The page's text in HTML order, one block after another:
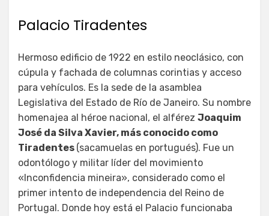
Palacio Tiradentes
Hermoso edificio de 1922 en estilo neoclásico, con
cúpula y fachada de columnas corintias y acceso
para vehículos. Es la sede de la asamblea
Legislativa del Estado de Río de Janeiro. Su nombre
homenajea al héroe nacional, el alférez Joaquim
José da Silva Xavier, más conocido como
Tiradentes (sacamuelas en portugués). Fue un
odontólogo y militar líder del movimiento
«Inconfidencia mineira», considerado como el
primer intento de independencia del Reino de
Portugal. Donde hoy está el Palacio funcionaba